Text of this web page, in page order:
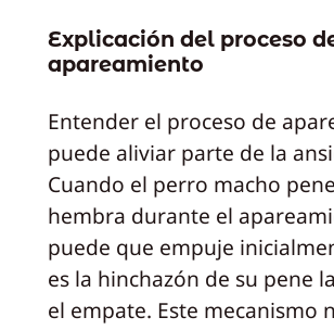
Explicación del proceso
apareamiento
Entender el proceso de
puede aliviar parte de la
Cuando el perro macho
hembra durante el
puede que empuje
es la hinchazón de su pene
el empate. Este mecanismo